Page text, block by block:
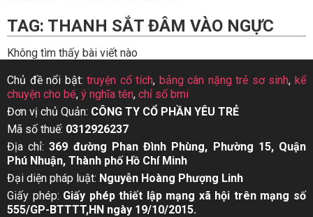
TAG: THANH SẮT ĐÂM VÀO NGỰC
Không tìm thấy bài viết nào
Chủ đề nổi bật:truyện cổ tích, bảng cân nặng trẻ sơ sinh,kể
chuyện cho bé, ý nghĩa tên, chỉ số bmi
Đơn vị chủ Quản: CÔNG TY CỔ PHẦN YÊU TRẺ
Mã số thuế: 0312926237
Địa chỉ:369 đường Phan Đình Phùng, Phường 15, Quận
Phú Nhuận, Thành phố Hồ Chí Minh
Đại diện pháp luật: Nguyễn Hoàng Phượng Linh
Giấy phép: Giấy phép thiết lập mạng xã hội trên mạng số
555/GP-BTTTT,HN ngày 19/10/2015.